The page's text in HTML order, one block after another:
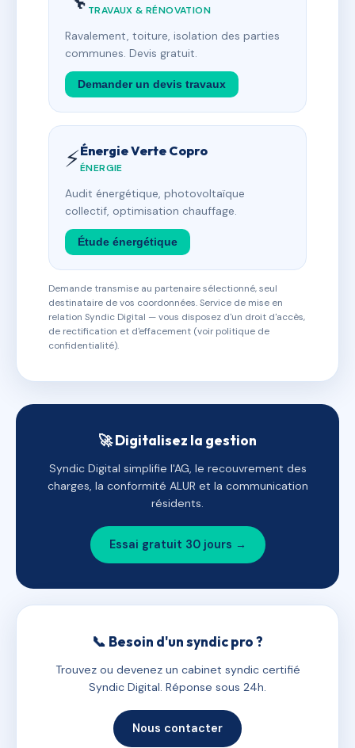
TRAVAUX & RÉNOVATION
Ravalement, toiture, isolation des parties
communes. Devis gratuit.
Demander un devis travaux
⚡Énergie Verte Copro
ÉNERGIE
Audit énergétique, photovoltaïque
collectif, optimisation chauffage.
Étude énergétique
Demande transmise au partenaire sélectionné, seul
destinataire de vos coordonnées. Service de mise en
relation Syndic Digital — vous disposez d'un droit d'accès,
de rectification et d'effacement (voir politique de
confidentialité).
🚀 Digitalisez la gestion
Syndic Digital simplifie l'AG, le recouvrement des
charges, la conformité ALUR et la communication
résidents.
Essai gratuit 30 jours →
📞 Besoin d'un syndic pro ?
Trouvez ou devenez un cabinet syndic certifié
Syndic Digital. Réponse sous 24h.
Nous contacter